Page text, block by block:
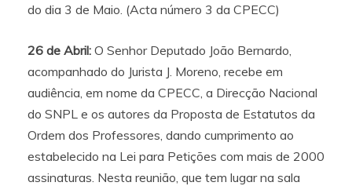
do dia 3 de Maio. (Acta número 3 da CPECC)
26 de Abril: O Senhor Deputado João Bernardo,
acompanhado do Jurista J. Moreno, recebe em
audiência, em nome da CPECC, a Direcção Nacional
do SNPL e os autores da Proposta de Estatutos da
Ordem dos Professores, dando cumprimento ao
estabelecido na Lei para Petições com mais de 2000
assinaturas. Nesta reunião, que tem lugar na sala